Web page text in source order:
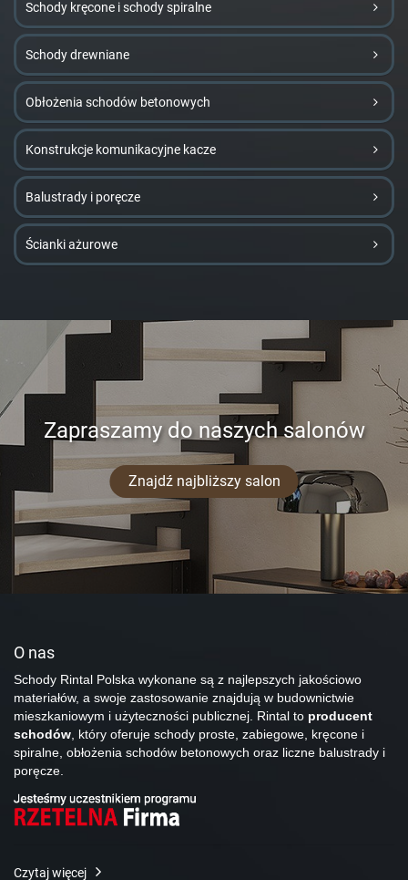
Schody kręcone i schody spiralne
Schody drewniane
Obłożenia schodów betonowych
Konstrukcje komunikacyjne kacze
Balustrady i poręcze
Ścianki ażurowe
Zapraszamy do naszych salonów
Znajdź najbliższy salon
O nas
Schody Rintal Polska wykonane są z najlepszych jakościowo
materiałów, a swoje zastosowanie znajdują w budownictwie
mieszkaniowym i użyteczności publicznej. Rintal to producent
schodów, który oferuje schody proste, zabiegowe, kręcone i
spiralne, obłożenia schodów betonowych oraz liczne balustrady i
poręcze.
Czytaj więcej